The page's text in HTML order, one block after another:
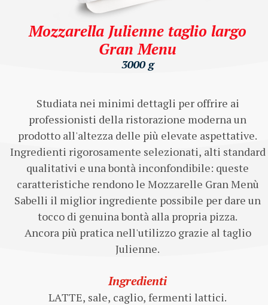
Mozzarella Julienne taglio largo
Gran Menu
3000 g
Studiata nei minimi dettagli per offrire ai
professionisti della ristorazione moderna un
prodotto all'altezza delle più elevate aspettative.
Ingredienti rigorosamente selezionati, alti standard
qualitativi e una bontà inconfondibile: queste
caratteristiche rendono le Mozzarelle Gran Menù
Sabelli il miglior ingrediente possibile per dare un
tocco di genuina bontà alla propria pizza.
Ancora più pratica nell'utilizzo grazie al taglio
Julienne.
Ingredienti
LATTE, sale, caglio, fermenti lattici.